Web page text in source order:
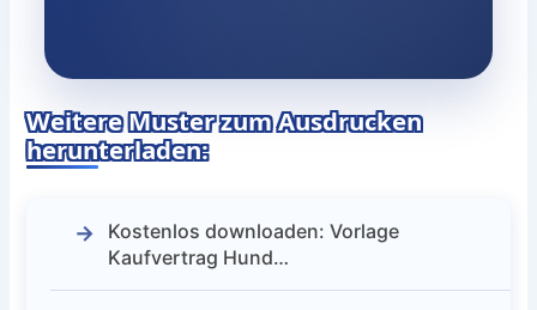
Weitere Muster zum Ausdrucken
herunterladen:
Kostenlos downloaden: Vorlage
Kaufvertrag Hund…